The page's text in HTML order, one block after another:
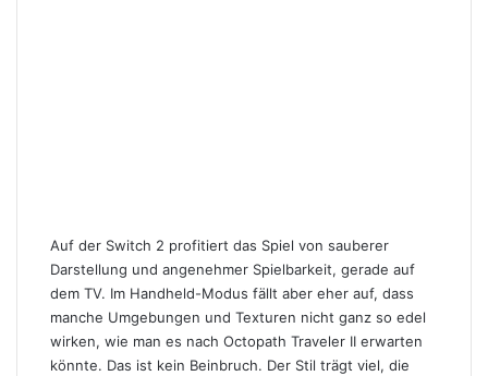
Auf der Switch 2 profitiert das Spiel von sauberer
Darstellung und angenehmer Spielbarkeit, gerade auf
dem TV. Im Handheld-Modus fällt aber eher auf, dass
manche Umgebungen und Texturen nicht ganz so edel
wirken, wie man es nach Octopath Traveler II erwarten
könnte. Das ist kein Beinbruch. Der Stil trägt viel, die